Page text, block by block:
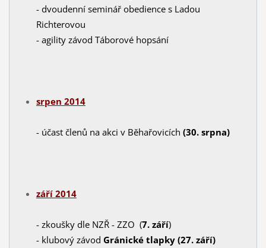
- dvoudenní seminář obedience s Ladou
Richterovou
- agility závod Táborové hopsání
srpen 2014
- účast členů na akci v Běhařovicích (30. srpna)
září 2014
- zkoušky dle NZŘ - ZZO (7. září)
- klubový závod Gránické tlapky (27. září)